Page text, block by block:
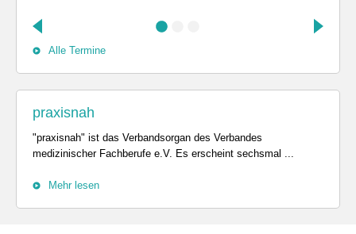
Alle Termine
praxisnah
"praxisnah" ist das Verbandsorgan des Verbandes
medizinischer Fachberufe e.V. Es erscheint sechsmal ...
Mehr lesen